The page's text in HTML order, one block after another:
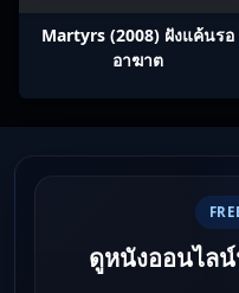
Martyrs (2008) ฝังแค้นรอ
อาฆาต
ดูหนังออนไล